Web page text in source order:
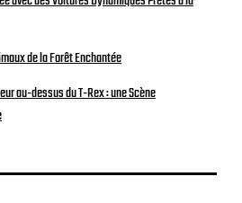
de la Forêt Enchantée
au-dessus du T-Rex : une Scène